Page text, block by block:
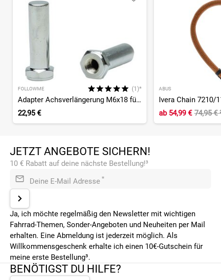
FOLLOWME (1)*
Adapter Achsverlängerung M6x18 für Innengewinde - ein Paar
22,95 €
ABUS
Ivera Chain 7210/
ab54,99 € 74,95 €
JETZT ANGEBOTE SICHERN!
10 € Rabatt auf deine nächste Bestellung!³
Deine E-Mail Adresse *
Ja, ich möchte regelmäßig den Newsletter mit wichtigen
Fahrrad-Themen, Sonder-Angeboten und Neuheiten per Mail
erhalten. Eine Abmeldung ist jederzeit möglich. Als
Willkommensgeschenk erhalte ich einen 10€-Gutschein für
meine erste Bestellung³.
BENÖTIGST DU HILFE?